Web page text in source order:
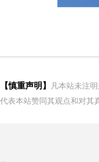
【慎重声明】
凡本站未注
代表本站赞同其观点和对其